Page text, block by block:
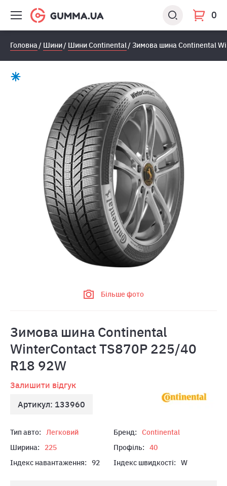
0
Головна Шини Шини Continental Зимова шина Continental
Більше фото
Зимова шина Continental
WinterContact TS870P 225/40
R18 92W
Залишити відгук
Артикул: 133960
Тип авто: Легковий Бренд:
Continental
Ширина:
225 Профіль:
40
Індекс навантаження:
92 Індекс швидкості: W